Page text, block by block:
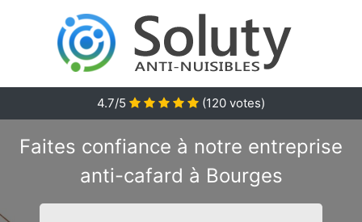
4.7/5 (120 votes)
Faites confiance à notre entreprise
anti-cafard à Bourges